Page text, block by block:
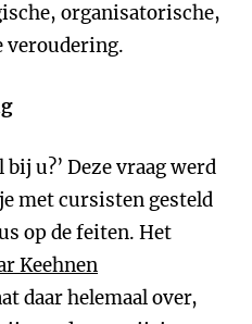
organisatorische,
veroudering.
u?’ Deze vraag werd
met cursisten gesteld
op de feiten. Het
Keehnen
daar helemaal over,